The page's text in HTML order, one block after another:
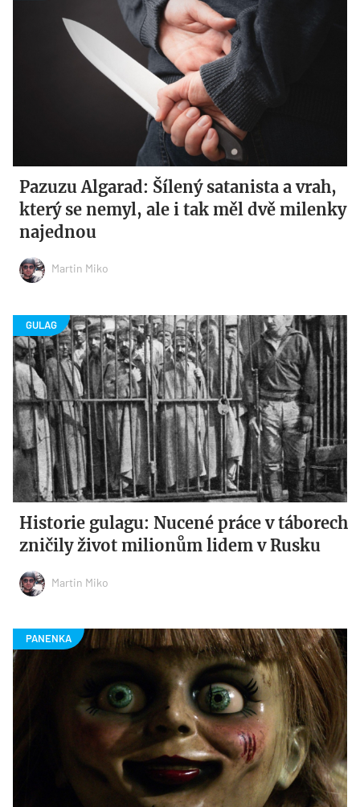
Pazuzu Algarad: Šílený satanista a vrah,
který se nemyl, ale i tak měl dvě milenky
najednou
Martin Miko
Historie gulagu: Nucené práce v táborech
zničily život milionům lidem v Rusku
Martin Miko